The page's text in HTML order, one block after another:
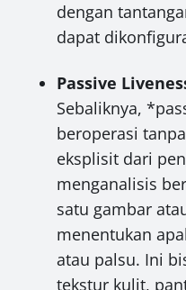
dengan
dapat
Passive
Sebaliknya,
beroperasi
eksplisit dari
menganalisis
satu gambar
menentukan
atau palsu. Ini
tekstur kulit,